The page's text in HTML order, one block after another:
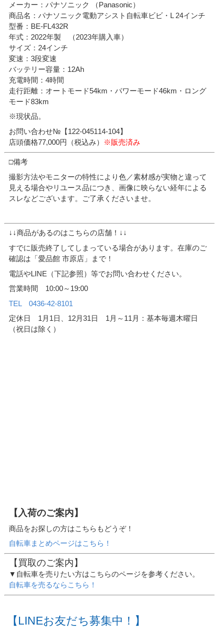
メーカー：パナソニック （Panasonic）
商品名：パナソニック電動アシスト自転車ビビ・L 24インチ
型番：BE-FL432R
年式：2022年製 （2023年購入車）
サイズ：24インチ
変速：3段変速
バッテリー容量：12Ah
充電時間：4時間
走行距離：オートモード54km・パワーモード46km・ロング
モード83km
※現状品。
お問い合わせ№【122-045114-104】
店頭価格77,000円（税込み）
※販売済み
□備考
撮影方法やモニターの特性により色／素材感が実物と違って
見える場合やリユース品につき、画像に映らない経年による
スレなどございます。ご了承くださいませ。
↓↓商品があるのはこちらの店舗！↓↓
すでに販売終了してしまっている場合があります。在庫のご
確認は「愛品館 市原店」まで！
電話やLINE（下記参照）等でお問い合わせください。
営業時間 10:00～19:00
TEL 0436-42-8101
定休日 1月1日、12月31日 1月～11月：基本毎週木曜日
（祝日は除く）
【入荷のご案内】
商品をお探しの方はこちらもどうぞ！
自転車まとめページはこちら！
【買取のご案内】
▼自転車を売りたい方はこちらのページを参考ください。
自転車を売るならこちら！
【LINEお友だち募集中！】